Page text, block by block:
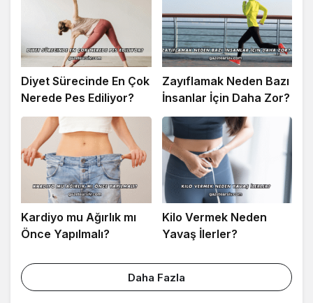
Diyet Sürecinde En Çok
Nerede Pes Ediliyor?
Zayıflamak Neden Bazı
İnsanlar İçin Daha Zor?
Kardiyo mu Ağırlık mı
Önce Yapılmalı?
Kilo Vermek Neden
Yavaş İlerler?
Daha Fazla